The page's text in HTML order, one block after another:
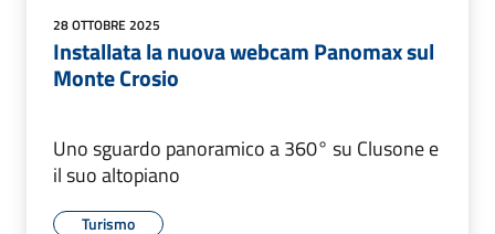
28 OTTOBRE 2025
Installata la nuova webcam Panomax sul
Monte Crosio
Uno sguardo panoramico a 360° su Clusone e
il suo altopiano
Turismo